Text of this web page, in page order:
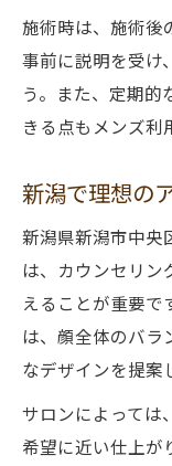
施術時は、施術後
事前に説明を受け
う。また、定期的
きる点もメンズ利
新潟で理想の
新潟県新潟市中央
は、カウンセリン
えることが重要で
は、顔全体のバラ
なデザインを提案
サロンによっては
希望に近い仕上が